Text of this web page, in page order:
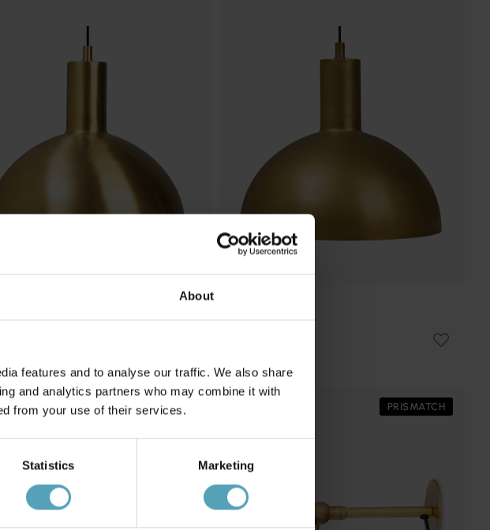
About
features and to analyse our traffic. We also share
and analytics partners who may combine it with
from your use of their services.
Statistics Marketing
Mid Ø25
TILBUD PRISMATCH